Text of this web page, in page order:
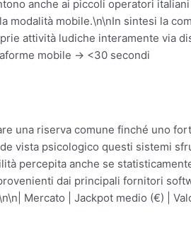
anche ai piccoli operatori
modalità mobile.\n\nIn sintesi la
attività ludiche interamente via
mobile → <30 secondi
una riserva comune finché uno
vista psicologico questi sistemi
percepita anche se
dai principali fornitori
Mercato | Jackpot medio (€) |